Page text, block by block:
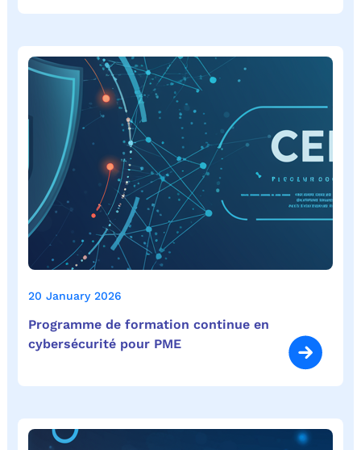
20 January 2026
Programme de formation continue en
cybersécurité pour PME